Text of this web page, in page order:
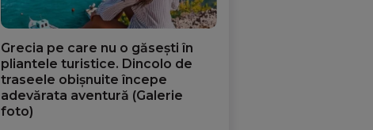
Grecia pe care nu o găsești în
pliantele turistice. Dincolo de
traseele obișnuite începe
adevărata aventură (Galerie
foto)